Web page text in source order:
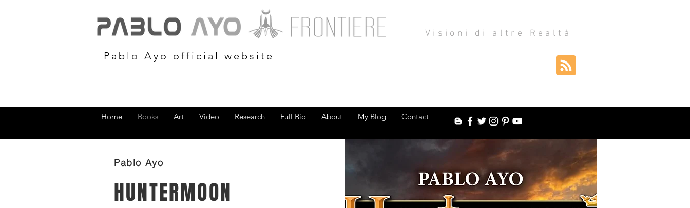
Visioni di altre Realtà
Pablo Ayo official website
Home Books Art Video Research Full Bio About My Blog Contact
Pablo Ayo
HUNTERMOON